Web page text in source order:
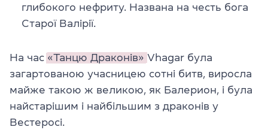
глибокого нефриту. Названа на честь бога
Старої Валірії.
На час «Танцю Драконів» Vhagar була
загартованою учасницею сотні битв, виросла
майже такою ж великою, як Балерион, і була
найстарішим і найбільшим з драконів у
Вестеросі.